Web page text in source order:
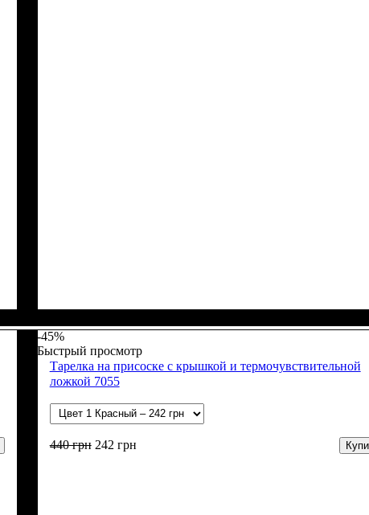
-45%
Быстрый просмотр
Тарелка на присоске с крышкой и термочувствительной
ложкой 7055
440грн 242 грн